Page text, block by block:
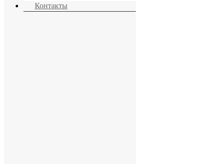
Контакты